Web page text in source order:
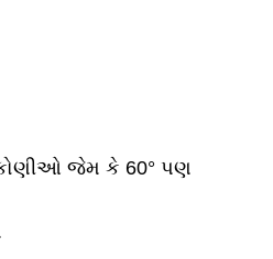
જેમ કે 60° પણ